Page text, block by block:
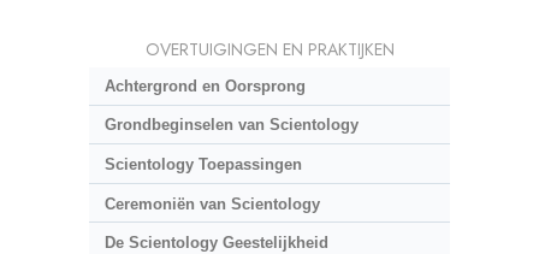
OVERTUIGINGEN EN PRAKTIJKEN
Achtergrond en Oorsprong
Grondbeginselen van Scientology
Scientology Toepassingen
Ceremoniën van Scientology
De Scientology Geestelijkheid